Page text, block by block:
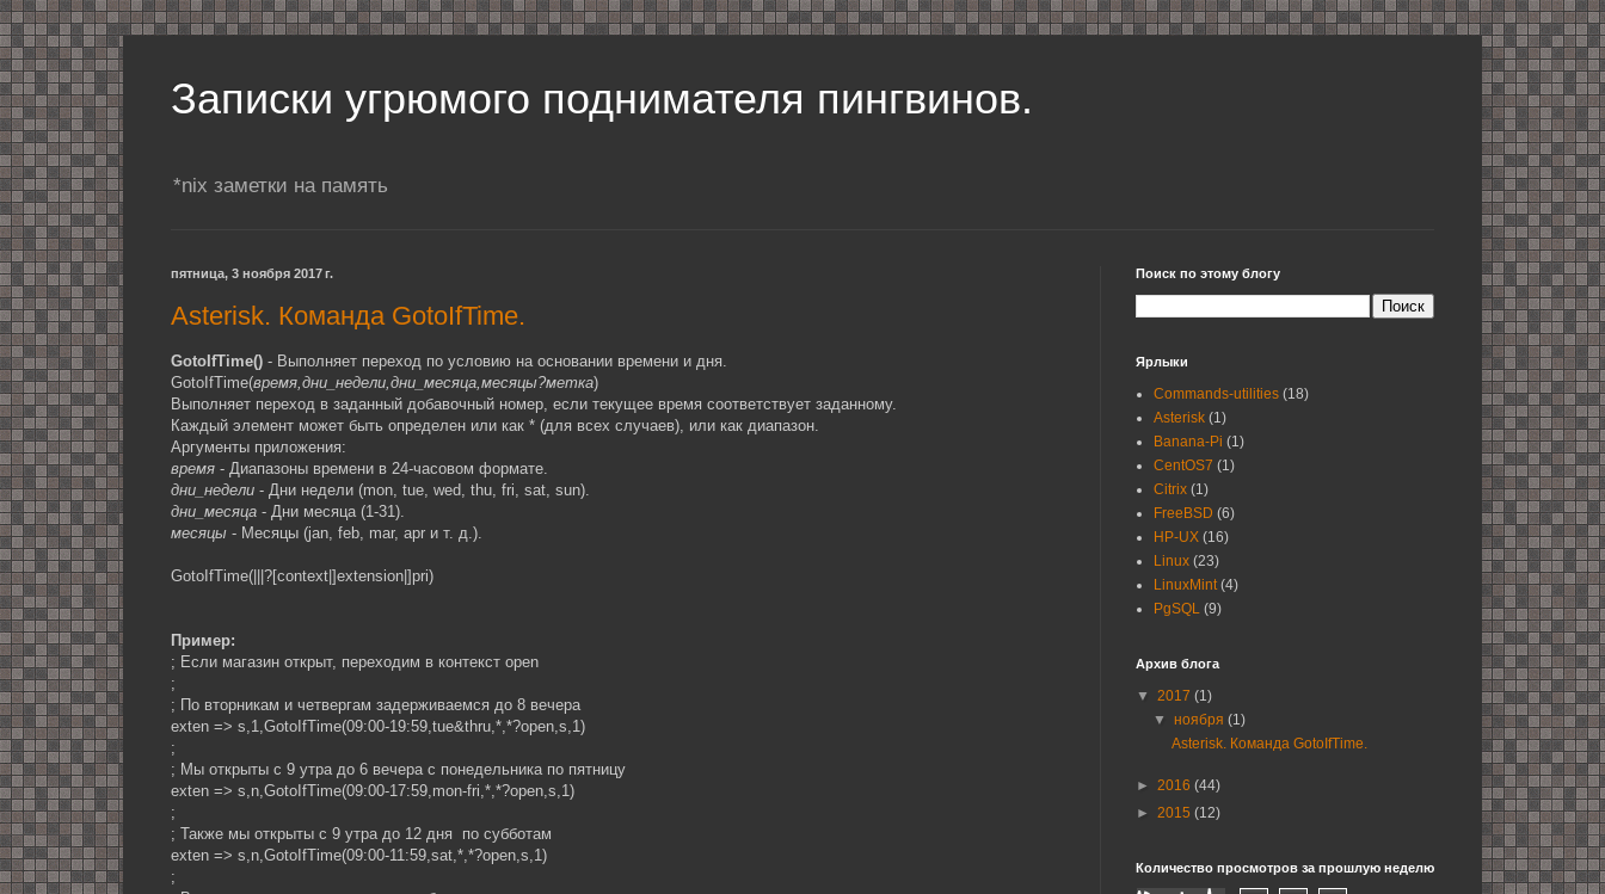
Записки угрюмого поднимателя пингвинов.
*nix заметки на память
пятница, 3 ноября 2017 г.
Asterisk. Команда GotoIfTime.
GotoIfTime() - Выполняет переход по условию на основании времени и дня.
GotoIfTime(время,дни_недели,дни_месяца,месяцы?метка)
Выполняет переход в заданный добавочный номер, если текущее время соответствует заданному.
Каждый элемент может быть определен или как * (для всех случаев), или как диапазон.
Аргументы приложения:
время - Диапазоны времени в 24-часовом формате.
дни_недели- Дни недели (mon, tue, wed, thu, fri, sat, sun).
дни_месяца - Дни месяца (1-31).
месяцы - Месяцы (jan, feb, mar, apr и т. д.).
GotoIfTime(|||?[context|]extension|]pri)
Пример:
; Если магазин открыт, переходим в контекст open
;
; По вторникам и четвергам задерживаемся до 8 вечера
exten => s,1,GotoIfTime(09:00-19:59,tue&thru,*,*?open,s,1)
;
; Мы открыты с 9 утра до 6 вечера с понедельника по пятницу
exten => s,n,GotoIfTime(09:00-17:59,mon-fri,*,*?open,s,1)
;
; Также мы открыты с 9 утра до 12 дня по субботам
exten => s,n,GotoIfTime(09:00-11:59,sat,*,*?open,s,1)
;
Поиск по этому блогу
Ярлыки
Сommands-utilities (18)
Asterisk (1)
Banana-Pi (1)
CentOS7 (1)
Citrix (1)
FreeBSD (6)
HP-UX (16)
Linux (23)
LinuxMint (4)
PgSQL (9)
Архив блога
▼ 2017 (1)
▼ноября(1)
Asterisk. Команда GotoIfTime.
► 2016 (44)
► 2015 (12)
Количество просмотров за прошлую неделю